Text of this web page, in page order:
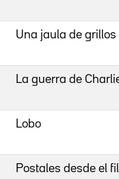
Una jaula de grillos
La guerra de
Lobo
Postales desde el